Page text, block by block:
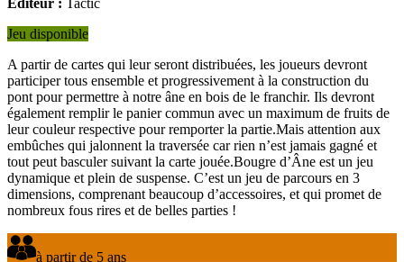
Jeu disponible
A partir de cartes qui leur seront distribuées, les joueurs devront
participer tous ensemble et progressivement à la construction du
pont pour permettre à notre âne en bois de le franchir. Ils devront
également remplir le panier commun avec un maximum de fruits de
leur couleur respective pour remporter la partie.Mais attention aux
embûches qui jalonnent la traversée car rien n’est jamais gagné et
tout peut basculer suivant la carte jouée.Bougre d’Âne est un jeu
dynamique et plein de suspense. C’est un jeu de parcours en 3
dimensions, comprenant beaucoup d’accessoires, et qui promet de
nombreux fous rires et de belles parties !
à partir de 5 ans